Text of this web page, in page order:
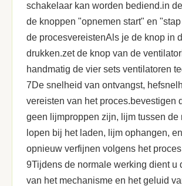
schakelaar kan worden bediend.in
de knoppen "opnemen start" en
de procesvereistenAls je de knop in
drukken.zet de knop van de
handmatig de vier sets ventilatoren
7De snelheid van ontvangst,
vereisten van het proces.bevestigen
geen lijmproppen zijn, lijm tussen
lopen bij het laden, lijm ophangen,
opnieuw verfijnen volgens het
9Tijdens de normale werking dient
van het mechanisme en het geluid